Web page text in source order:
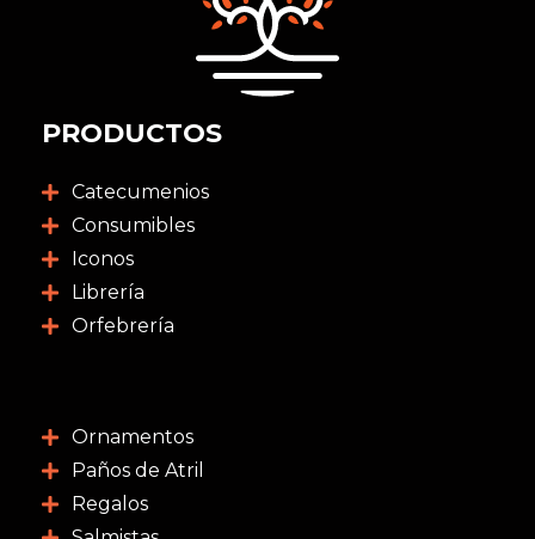
PRODUCTOS
Catecumenios
Consumibles
Iconos
Librería
Orfebrería
Ornamentos
Paños de Atril
Regalos